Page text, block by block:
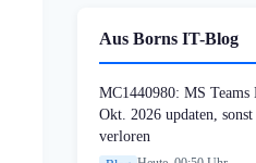
Aus Borns IT-Blog
MC1440980: MS
Okt. 2026 updaten,
verloren